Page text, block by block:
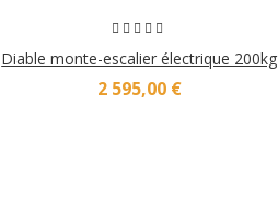
Diable monte-escalier électrique 200kg
2 595,00 €